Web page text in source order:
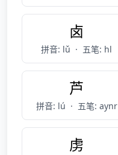
卤
拼音: lǔ · 五笔: hl
芦
拼音: lú · 五笔: aynr
虏